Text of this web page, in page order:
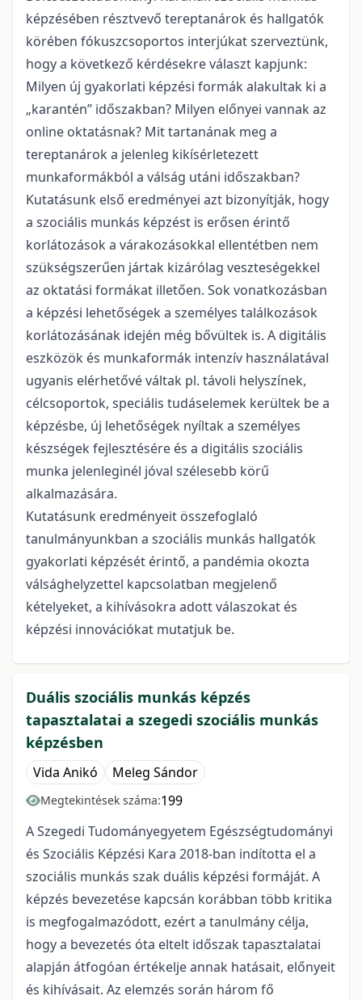
képzésében résztvevő tereptanárok és hallgatók
körében fókuszcsoportos interjúkat szerveztünk,
hogy a következő kérdésekre választ kapjunk:
Milyen új gyakorlati képzési formák alakultak ki a
„karantén” időszakban? Milyen előnyei vannak az
online oktatásnak? Mit tartanának meg a
tereptanárok a jelenleg kikísérletezett
munkaformákból a válság utáni időszakban?
Kutatásunk első eredményei azt bizonyítják, hogy
a szociális munkás képzést is erősen érintő
korlátozások a várakozásokkal ellentétben nem
szükségszerűen jártak kizárólag veszteségekkel
az oktatási formákat illetően. Sok vonatkozásban
a képzési lehetőségek a személyes találkozások
korlátozásának idején még bővültek is. A digitális
eszközök és munkaformák intenzív használatával
ugyanis elérhetővé váltak pl. távoli helyszínek,
célcsoportok, speciális tudáselemek kerültek be a
képzésbe, új lehetőségek nyíltak a személyes
készségek fejlesztésére és a digitális szociális
munka jelenleginél jóval szélesebb körű
alkalmazására.
Kutatásunk eredményeit összefoglaló
tanulmányunkban a szociális munkás hallgatók
gyakorlati képzését érintő, a pandémia okozta
válsághelyzettel kapcsolatban megjelenő
kételyeket, a kihívásokra adott válaszokat és
képzési innovációkat mutatjuk be.
Duális szociális munkás képzés
tapasztalatai a szegedi szociális munkás
képzésben
Vida Anikó Meleg Sándor
Megtekintések száma:199
A Szegedi Tudományegyetem Egészségtudományi
és Szociális Képzési Kara 2018-ban indította el a
szociális munkás szak duális képzési formáját. A
képzés bevezetése kapcsán korábban több kritika
is megfogalmazódott, ezért a tanulmány célja,
hogy a bevezetés óta eltelt időszak tapasztalatai
alapján átfogóan értékelje annak hatásait, előnyeit
és kihívásait. Az elemzés során három fő